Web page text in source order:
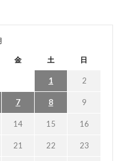
金 土 日
1 2
7 8 9
14 15 16
21 22 23